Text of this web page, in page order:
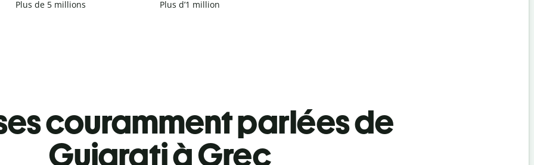
Plus de 5 millions
Plus d’1 million
couramment parlées de
Gujarati à Grec